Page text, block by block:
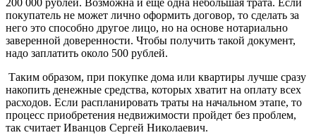
200 000 рублей. Возможна и еще одна небольшая трата. Если
покупатель не может лично оформить договор, то сделать за
него это способно другое лицо, но на основе нотариально
заверенной доверенности. Чтобы получить такой документ,
надо заплатить около 500 рублей.
Таким образом, при покупке дома или квартиры лучше сразу
накопить денежные средства, которых хватит на оплату всех
расходов. Если распланировать траты на начальном этапе, то
процесс приобретения недвижимости пройдет без проблем,
так считает Иванцов Сергей Николаевич.